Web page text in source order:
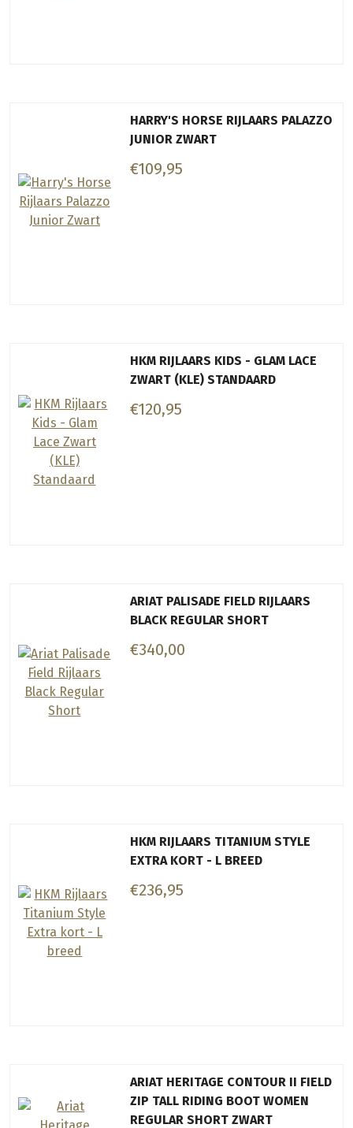
HARRY'S HORSE RIJLAARS PALAZZO
JUNIOR ZWART
€109,95
HKM RIJLAARS KIDS - GLAM LACE
ZWART (KLE) STANDAARD
€120,95
ARIAT PALISADE FIELD RIJLAARS
BLACK REGULAR SHORT
€340,00
HKM RIJLAARS TITANIUM STYLE
EXTRA KORT - L BREED
€236,95
ARIAT HERITAGE CONTOUR II FIELD
ZIP TALL RIDING BOOT WOMEN
REGULAR SHORT ZWART